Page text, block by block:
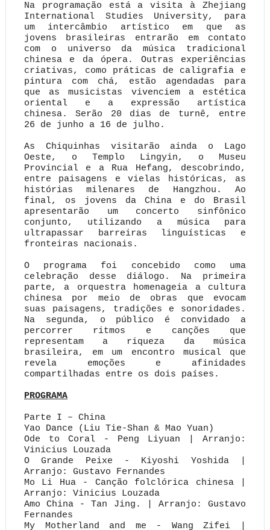
Na programação está a visita à Zhejiang
International Studies University, para
um intercâmbio artístico em que as
jovens brasileiras entrarão em contato
com o universo da música tradicional
chinesa e da ópera. Outras experiências
criativas, como práticas de caligrafia e
pintura com chá, estão agendadas para
que as musicistas vivenciem a estética
oriental e a expressão artística
chinesa. Serão 20 dias de turnê, entre
26 de junho a 16 de julho.
As Chiquinhas visitarão ainda o Lago
Oeste, o Templo Lingyin, o Museu
Provincial e a Rua Hefang, descobrindo,
entre paisagens e vielas históricas, as
histórias milenares de Hangzhou. Ao
final, os jovens da China e do Brasil
apresentarão um concerto sinfônico
conjunto, utilizando a música para
ultrapassar barreiras linguísticas e
fronteiras nacionais.
O programa foi concebido como uma
celebração desse diálogo. Na primeira
parte, a orquestra homenageia a cultura
chinesa por meio de obras que evocam
suas paisagens, tradições e sonoridades.
Na segunda, o público é convidado a
percorrer ritmos e canções que
representam a riqueza da música
brasileira, em um encontro musical que
revela emoções e afinidades
compartilhadas entre os dois países.
PROGRAMA
Parte I – China
Yao Dance (Liu Tie-Shan & Mao Yuan)
Ode to Coral - Peng Liyuan | Arranjo:
Vinicius Louzada
O Grande Peixe - Kiyoshi Yoshida |
Arranjo: Gustavo Fernandes
Mo Li Hua - Canção folclórica chinesa |
Arranjo: Vinicius Louzada
Amo China - Tan Jing. | Arranjo: Gustavo
Fernandes
My Motherland and me - Wang Zifei |